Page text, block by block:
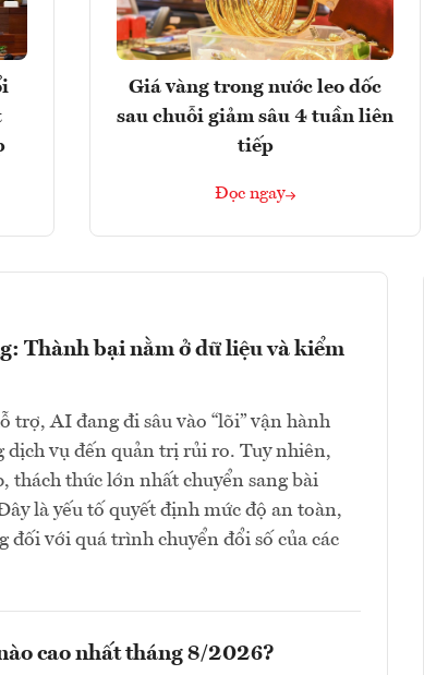
Giá vàng trong nước leo dốc
sau chuỗi giảm sâu 4 tuần liên
tiếp
Đọc ngay
Thành bại nằm ở dữ liệu và kiểm
trợ, AI đang đi sâu vào “lõi” vận hành
dịch vụ đến quản trị rủi ro. Tuy nhiên,
thách thức lớn nhất chuyển sang bài
là yếu tố quyết định mức độ an toàn,
với quá trình chuyển đổi số của các
cao nhất tháng 8/2026?